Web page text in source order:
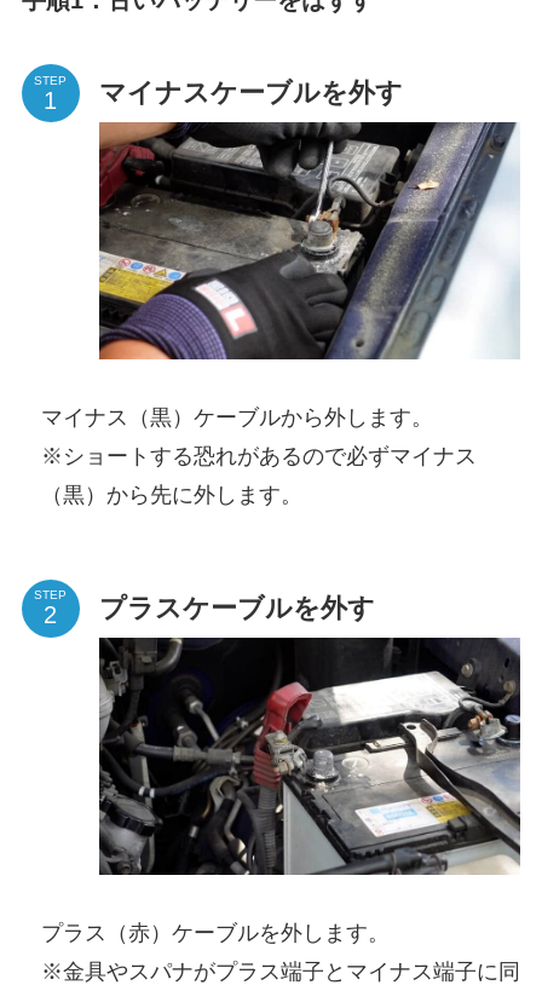
STEP マイナスケーブルを外す
マイナス（黒）ケーブルから外します。
※ショートする恐れがあるので必ずマイナス
（黒）から先に外します。
STEP プラスケーブルを外す
プラス（赤）ケーブルを外します。
※金具やスパナがプラス端子とマイナス端子に同